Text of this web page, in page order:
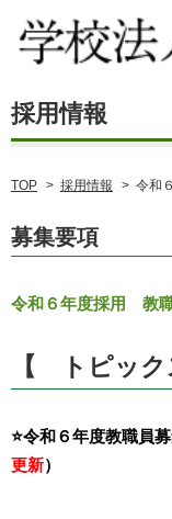
TOP > 採用情報 > 令和
募集要項
令和６年度採用 教
【 トピッ
⭐️令和６年度教職員
更新）